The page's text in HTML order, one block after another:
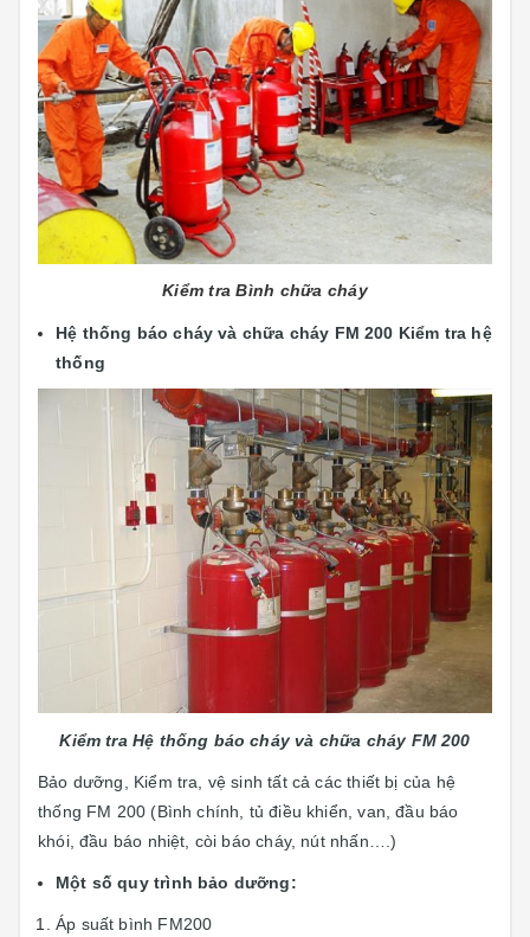
Kiểm tra Bình chữa cháy
Hệ thống báo cháy và chữa cháy FM 200 Kiểm tra hệ
thống
Kiểm tra Hệ thống báo cháy và chữa cháy FM 200
Bảo dưỡng, Kiểm tra, vệ sinh tất cả các thiết bị của hệ
thống FM 200 (Bình chính, tủ điều khiển, van, đầu báo
khói, đầu báo nhiệt, còi báo cháy, nút nhấn….)
Một số quy trình bảo dưỡng:
Áp suất bình FM200